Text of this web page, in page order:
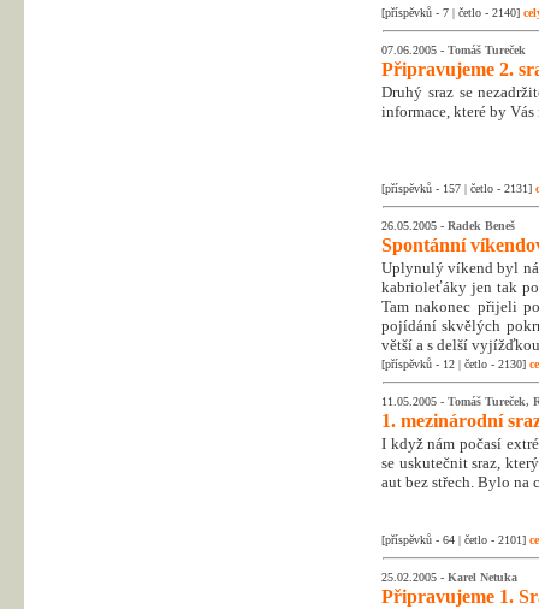
[příspěvků - 7 | četlo - 2140]
07.06.2005 - Tomáš Tureček
Připravujeme 2.
Druhý sraz se
informace, které by
[příspěvků - 157 | četlo - 2131]
26.05.2005 - Radek Beneš
Spontánní
Uplynulý víkend byl
kabrioleťáky jen tak
Tam nakonec přijeli
pojídání skvělých
větší a s delší
[příspěvků - 12 | četlo - 2130]
11.05.2005 - Tomáš Tureček,
1. mezinárodní
I když nám počasí
se uskutečnit sraz,
aut bez střech. Bylo na
[příspěvků - 64 | četlo - 2101]
25.02.2005 - Karel Netuka
Připravujeme 1.